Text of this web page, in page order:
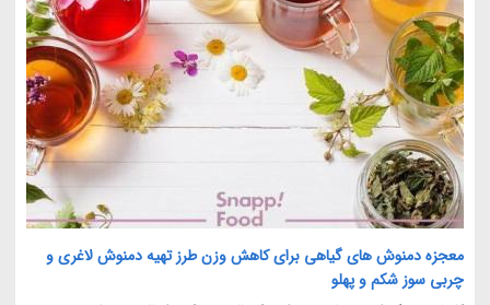
معجزه دمنوش های گیاهی برای کاهش وزن طرز تهیه دمنوش لاغری و
چربی سوز شکم و پهلو